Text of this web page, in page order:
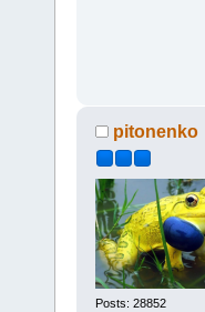
pitonenko
Posts: 28852